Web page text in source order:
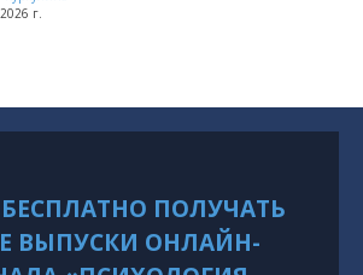
г.
ПОЛУЧАТЬ
ВЫПУСКИ ОНЛАЙН-